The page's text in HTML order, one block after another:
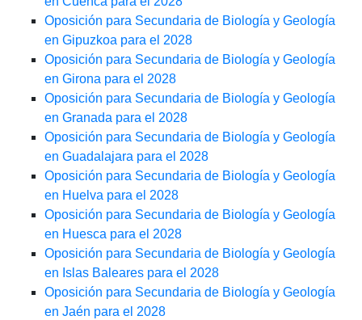
Oposición para Secundaria de Biología y Geología
en Gipuzkoa para el 2028
Oposición para Secundaria de Biología y Geología
en Girona para el 2028
Oposición para Secundaria de Biología y Geología
en Granada para el 2028
Oposición para Secundaria de Biología y Geología
en Guadalajara para el 2028
Oposición para Secundaria de Biología y Geología
en Huelva para el 2028
Oposición para Secundaria de Biología y Geología
en Huesca para el 2028
Oposición para Secundaria de Biología y Geología
en Islas Baleares para el 2028
Oposición para Secundaria de Biología y Geología
en Jaén para el 2028